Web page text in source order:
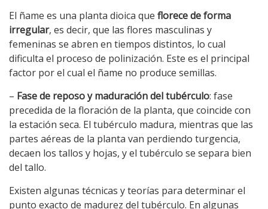
El ñame es una planta dioica que florece de forma
irregular, es decir, que las flores masculinas y
femeninas se abren en tiempos distintos, lo cual
dificulta el proceso de polinización. Este es el principal
factor por el cual el ñame no produce semillas.
– Fase de reposoy maduración del tubérculo: fase
precedida de la floración de la planta, que coincide con
la estación seca. El tubérculo madura, mientras que las
partes aéreas de la planta van perdiendo turgencia,
decaen los tallos y hojas, y el tubérculo se separa bien
del tallo.
Existen algunas técnicas y teorías para determinar el
punto exacto de madurez del tubérculo. En algunas